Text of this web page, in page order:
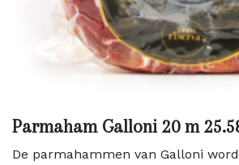
Parmaham Galloni 20 m
De parmahammen van Galloni